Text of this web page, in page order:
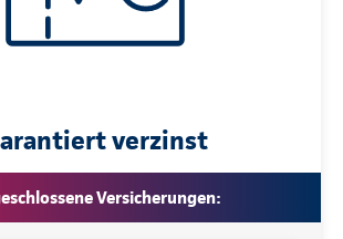
verzinst
Versicherungen: